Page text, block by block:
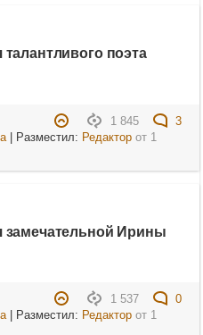
поэта
1 845
3
| Разместил: Редакторот 1
замечательной Ирины
1 537
0
| Разместил: Редакторот 1